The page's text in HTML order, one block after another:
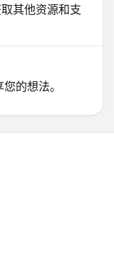
其他资源和支
的想法。